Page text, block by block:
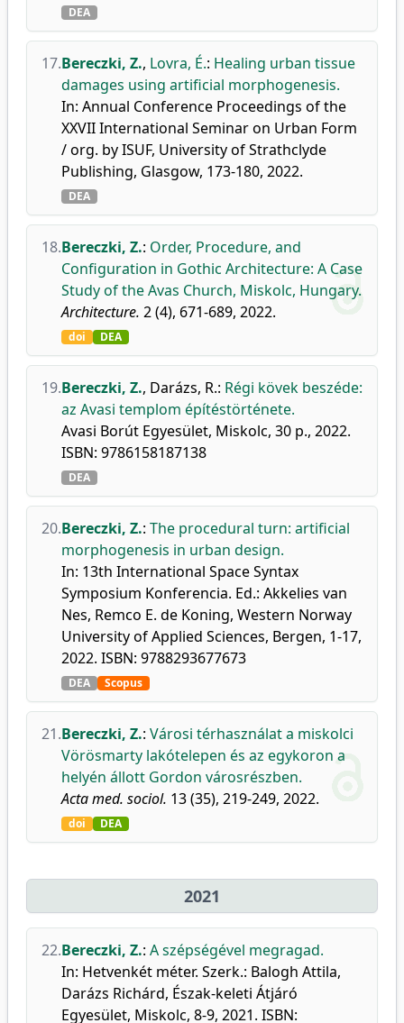
DEA
17.Bereczki, Z., Lovra, É.: Healing urban tissue
damages using artificial morphogenesis.
In: Annual Conference Proceedings of the
XXVII International Seminar on Urban Form
/ org. by ISUF, University of Strathclyde
Publishing, Glasgow, 173-180, 2022.
DEA
18.Bereczki, Z.: Order, Procedure, and
Configuration in Gothic Architecture: A Case
Study of the Avas Church, Miskolc, Hungary.
Architecture. 2 (4), 671-689, 2022.
doi DEA
19.Bereczki, Z., Darázs, R.: Régi kövek beszéde:
az Avasi templom építéstörténete.
Avasi Borút Egyesület, Miskolc, 30 p., 2022.
ISBN: 9786158187138
DEA
20.Bereczki, Z.: The procedural turn: artificial
morphogenesis in urban design.
In: 13th International Space Syntax
Symposium Konferencia. Ed.: Akkelies van
Nes, Remco E. de Koning, Western Norway
University of Applied Sciences, Bergen, 1-17,
2022. ISBN: 9788293677673
DEA Scopus
21.Bereczki, Z.: Városi térhasználat a miskolci
Vörösmarty lakótelepen és az egykoron a
helyén állott Gordon városrészben.
Acta med. sociol. 13 (35), 219-249, 2022.
doi DEA
2021
22.Bereczki, Z.: A szépségével megragad.
In: Hetvenkét méter. Szerk.: Balogh Attila,
Darázs Richárd, Észak-keleti Átjáró
Egyesület, Miskolc, 8-9, 2021. ISBN: